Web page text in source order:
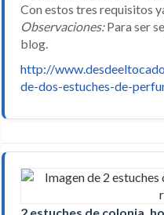
Con estos tres requisitos
Observaciones:Para ser
blog.
http://
de-dos-estuches-de-